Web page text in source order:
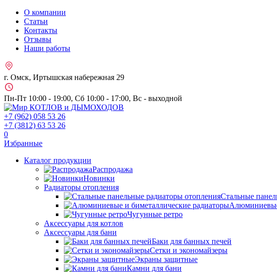
О компании
Статьи
Контакты
Отзывы
Наши работы
г. Омск, Иртышская набережная 29
Пн-Пт 10:00 - 19:00, Сб 10:00 - 17:00, Вс - выходной
+7 (962) 058 53 26
+7 (3812) 63 53 26
0
Избранные
Каталог продукции
Распродажа
Новинки
Радиаторы отопления
Стальные
Чугунные ретро
Аксессуары для котлов
Аксессуары для бани
Баки для банных печей
Сетки и экономайзеры
Экраны защитные
Камни для бани